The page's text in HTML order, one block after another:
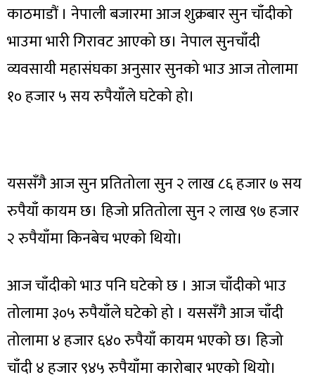
काठमाडौं । नेपाली बजारमा आज शुक्रबार सुन चाँदीको
भाउमा भारी गिरावट आएको छ। नेपाल सुनचाँदी
व्यवसायी महासंघका अनुसार सुनको भाउ आज तोलामा
१० हजार ५ सय रुपैयाँले घटेको हो।
यससँगै आज सुन प्रतितोला सुन २ लाख ८६ हजार ७ सय
रुपैयाँ कायम छ। हिजो प्रतितोला सुन २ लाख ९७ हजार
२ रुपैयाँमा किनबेच भएको थियो।
आज चाँदीको भाउ पनि घटेको छ । आज चाँदीको भाउ
तोलामा ३०५ रुपैयाँले घटेको हो । यससँगै आज चाँदी
तोलामा ४ हजार ६४० रुपैयाँ कायम भएको छ। हिजो
चाँदी ४ हजार ९४५ रुपैयाँमा कारोबार भएको थियो।